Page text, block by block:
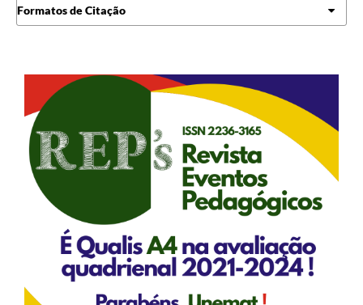
Formatos de Citação